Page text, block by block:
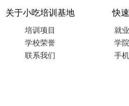
关于小吃培训基地
培训项目
学校荣誉
联系我们
快
就
学
手